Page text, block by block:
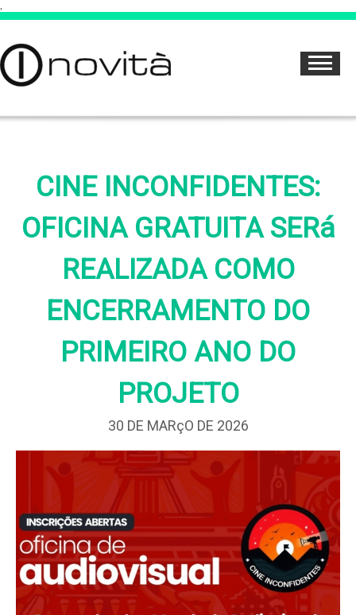
CINE INCONFIDENTES:
OFICINA GRATUITA SERá
REALIZADA COMO
ENCERRAMENTO DO
PRIMEIRO ANO DO
PROJETO
30 DE MARçO DE 2026